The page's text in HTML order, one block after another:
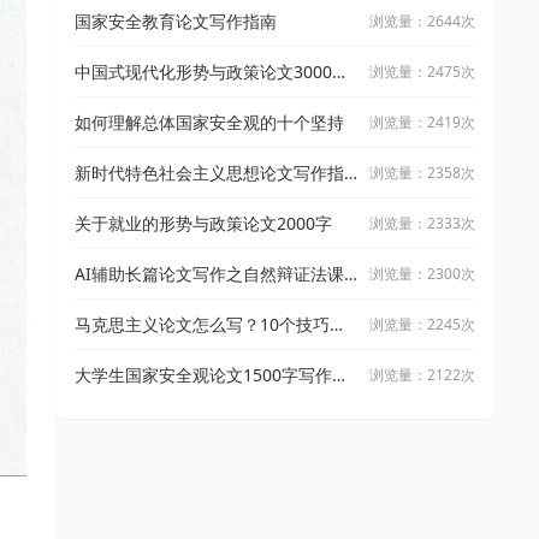
国家安全教育论文写作指南 浏览量：2644次
中国式现代化形势与政策论文3000字
浏览量：2475次
如何理解总体国家安全观的十个坚持 浏览量：2419次
新时代特色社会主义思想论文写作指
浏览量：2358次
关于就业的形势与政策论文2000字 浏览量：2333次
AI辅助长篇论文写作之自然辩证法课
浏览量：2300次
马克思主义论文怎么写？10个技巧轻
浏览量：2245次
大学生国家安全观论文1500字写作指
浏览量：2122次